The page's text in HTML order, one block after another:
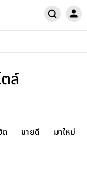
ล์
ต ขายดี มาใหม่